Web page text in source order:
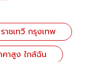
ชเทวี กรุงเทพ
คาสูง ใกล้ฉัน